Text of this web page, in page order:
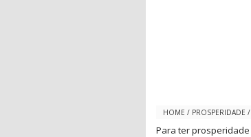
HOME / PROSPERIDADE /
Para ter prosperidade